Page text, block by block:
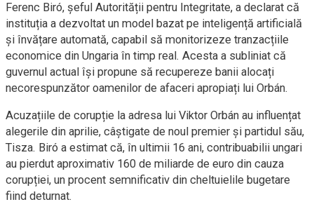
Ferenc Biró, șeful Autorității pentru Integritate, a declarat că
instituția a dezvoltat un model bazat pe inteligență artificială
și învățare automată, capabil să monitorizeze tranzacțiile
economice din Ungaria în timp real. Acesta a subliniat că
guvernul actual își propune să recupereze banii alocați
necorespunzător oamenilor de afaceri apropiați lui Orbán.
Acuzațiile de corupție la adresa lui Viktor Orbán au influențat
alegerile din aprilie, câștigate de noul premier și partidul său,
Tisza. Biró a estimat că, în ultimii 16 ani, contribuabilii ungari
au pierdut aproximativ 160 de miliarde de euro din cauza
corupției, un procent semnificativ din cheltuielile bugetare
fiind deturnat.